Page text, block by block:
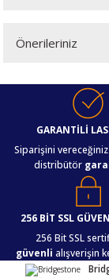
Önerileriniz
Bu ürünün fiyat
yetersiz gördüğünüz
Görüş ve
Ürün resmi
Ürün
Ürün bilgilerinde
Ürün fiyatı diğer
Bu ürüne benzer
GARANTİLİ
Siparişini
distribütör
256 BİT SSL
256 Bit SSL
güvenli alışverişin